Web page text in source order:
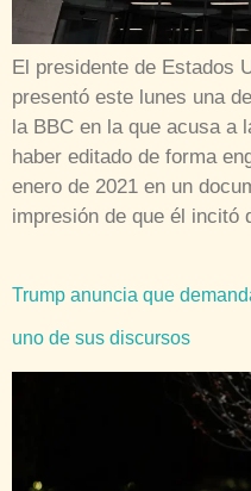
El presidente de Estados
presentó este lunes una
la BBC en la que acusa a
haber editado de forma
enero de 2021 en un
impresión de que él
Trump anuncia que
uno de sus discursos